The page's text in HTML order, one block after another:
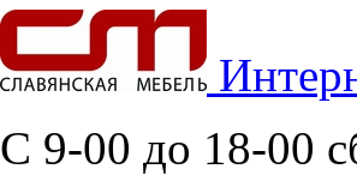
C 9-00 до 18-00